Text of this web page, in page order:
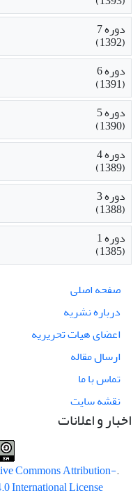
دوره 7
(1392)
دوره 6
(1391)
دوره 5
(1390)
دوره 4
(1389)
دوره 3
(1388)
دوره 1
(1385)
صفحه اصلی
درباره نشریه
اعضای هیات تحریریه
ارسال مقاله
تماس با ما
نقشه سایت
اخبار و اعلانات
.This work is licensed under a
Commons Attribution-
International License